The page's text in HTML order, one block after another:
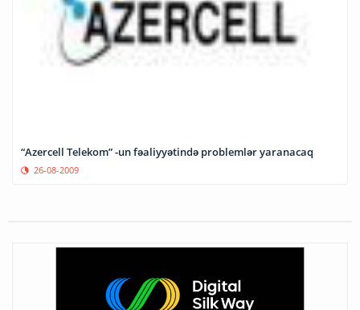
“Azercell Telekom” -un fəaliyyətində problemlər yaranacaq
26-08-2009